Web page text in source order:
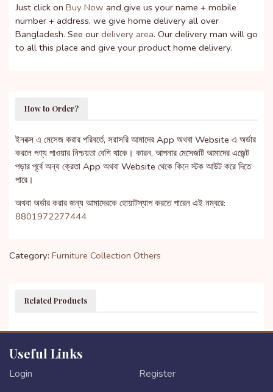
Just click on Buy Now and give us your name + mobile
number + address, we give home delivery all over
Bangladesh. See our delivery area. Our delivery man will go
to all this place and give your product home delivery.
How to Order?
ইনবক্স এ মেসেজ করার পরিবর্তে, সরাসরি আমাদের App অথবা Website এ অর্ডার
করলে পণ্য পাওয়ার নিশ্চয়তা বেশি থাকে। কারন, আপনার মেসেজটি আমাদের এজেন্ট
পড়ার পূর্বে অন্য ক্রেতা App অথবা Website থেকে কিনে স্টক আউট করে দিতে
পারে।
অথবা অর্ডার করার জন্য আমাদেরকে হোয়াটস্যাপ করতে পারেন এই নম্বরে:
8801972277444
Category: Furniture Collection Others
Related Products
Useful Links
Login Register